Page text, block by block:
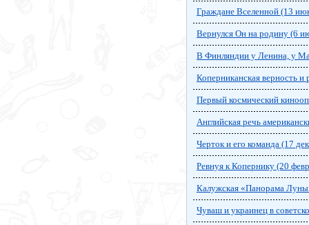
Граждане Вселенной (13
Вернулся Он на родину (6
В Финляндии у Ленина, у
Коперниканская верность и
Первый космический
Английская речь
Черток и его команда (17
Ревнуя к Копернику (20
Калужская «Панорама
Чуваш и украинец в